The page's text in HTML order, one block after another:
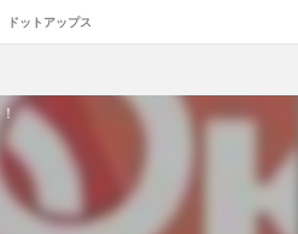
ドットアップス